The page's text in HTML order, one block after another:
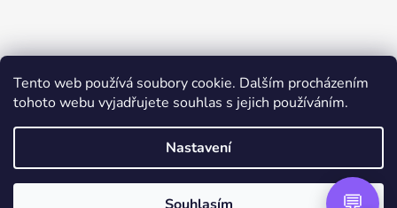
Tento web používá soubory cookie. Dalším procházením
tohoto webu vyjadřujete souhlas s jejich používáním.
Nastavení
Způsob ověřování recenzí
Vytvořil Shoptet Premium